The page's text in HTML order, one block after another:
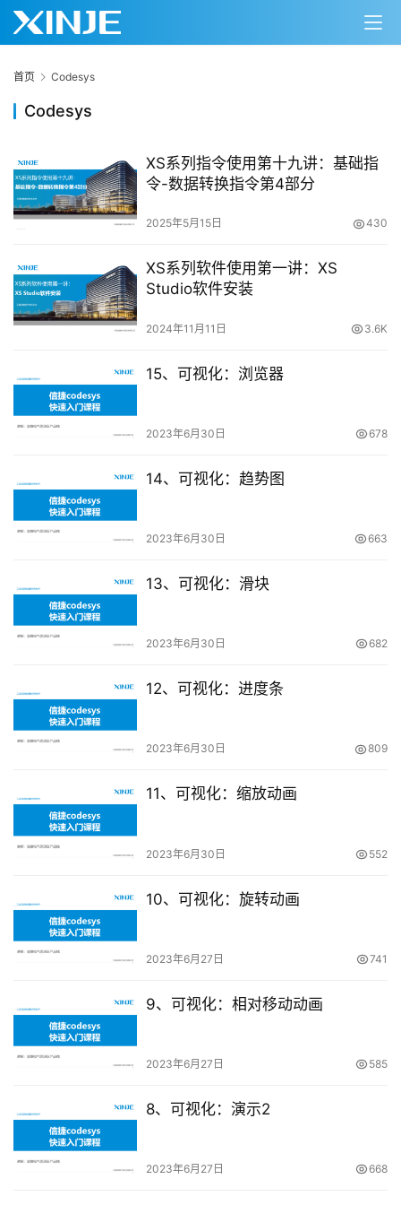
页
网
答
常
题
登录
首页 Codesys
Codesys
XS系列指令使用第十九讲：基础指
令-数据转换指令第4部分
2025年5月15日 430
XS系列软件使用第一讲：XS
Studio软件安装
2024年11月11日 3.6K
15、可视化：浏览器
2023年6月30日 678
14、可视化：趋势图
2023年6月30日 663
13、可视化：滑块
2023年6月30日 682
12、可视化：进度条
2023年6月30日 809
11、可视化：缩放动画
2023年6月30日 552
10、可视化：旋转动画
2023年6月27日 741
9、可视化：相对移动动画
2023年6月27日 585
8、可视化：演示2
2023年6月27日 668